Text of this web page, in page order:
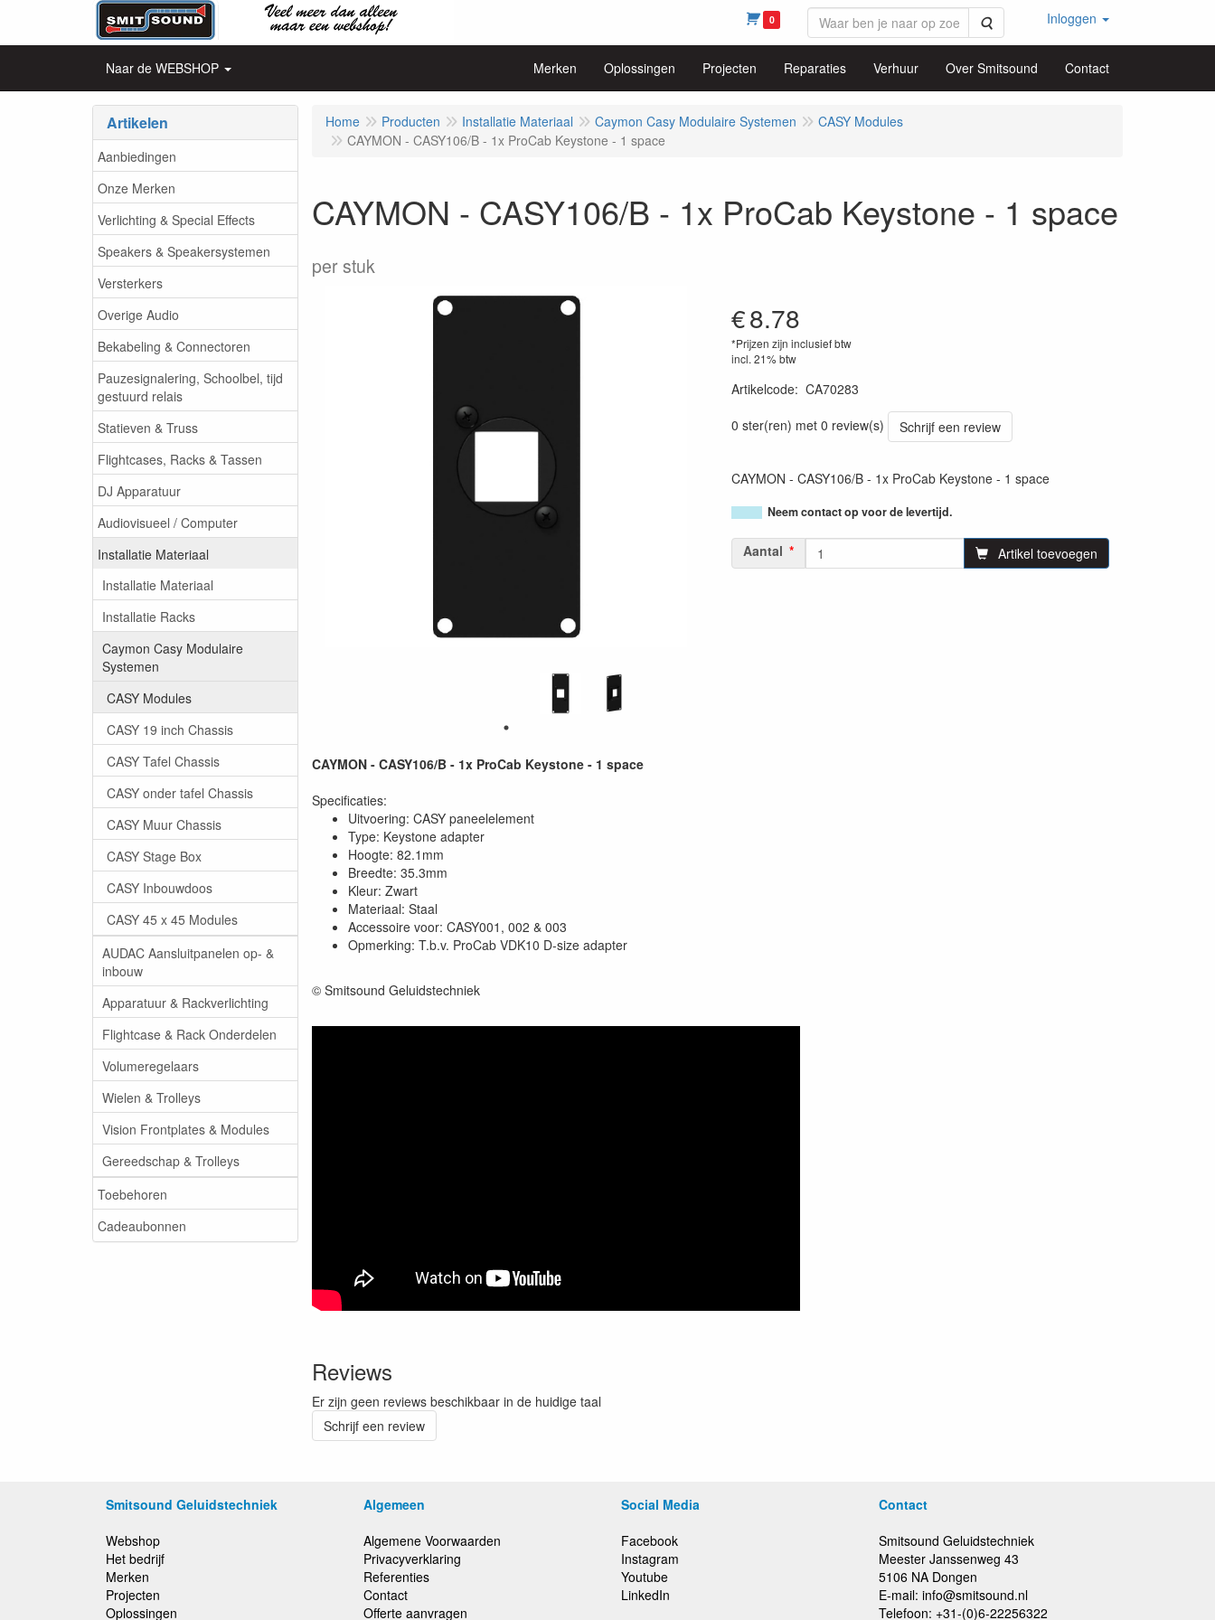
0 Zoeken Inloggen
Naar de WEBSHOP Merken Oplossingen Projecten Reparaties Verhuur Over Smitsound Contact
Artikelen
Aanbiedingen
Onze Merken
Verlichting & Special Effects
Speakers & Speakersystemen
Versterkers
Overige Audio
Bekabeling & Connectoren
Pauzesignalering, Schoolbel, tijd
gestuurd relais
Statieven & Truss
Flightcases, Racks & Tassen
DJ Apparatuur
Audiovisueel / Computer
Installatie Materiaal
Installatie Materiaal
Installatie Racks
Caymon Casy Modulaire
Systemen
CASY Modules
CASY 19 inch Chassis
CASY Tafel Chassis
CASY onder tafel Chassis
CASY Muur Chassis
CASY Stage Box
CASY Inbouwdoos
CASY 45 x 45 Modules
AUDAC Aansluitpanelen op- &
inbouw
Apparatuur & Rackverlichting
Flightcase & Rack Onderdelen
Volumeregelaars
Wielen & Trolleys
Vision Frontplates & Modules
Gereedschap & Trolleys
Toebehoren
Cadeaubonnen
Home Producten Installatie Materiaal Caymon Casy Modulaire Systemen
CASY Modules
CAYMON - CASY106/B - 1x ProCab Keystone - 1 space
CAYMON - CASY106/B - 1x ProCab Keystone - 1 space
per stuk
€8.78
*Prijzen zijn inclusief btw
incl. 21% btw
Artikelcode: CA70283
0 ster(ren) met 0 review(s)
Schrijf een review
CAYMON - CASY106/B - 1x ProCab Keystone - 1 space
Neem contact op voor de levertijd.
Aantal Artikel toevoegen
CAYMON - CASY106/B - 1x ProCab Keystone - 1 space
Specificaties:
Uitvoering: CASY paneelelement
Type: Keystone adapter
Hoogte: 82.1mm
Breedte: 35.3mm
Kleur: Zwart
Materiaal: Staal
Accessoire voor: CASY001, 002 & 003
Opmerking: T.b.v. ProCab VDK10 D-size adapter
© Smitsound Geluidstechniek
Reviews
Er zijn geen reviews beschikbaar in de huidige taal
Schrijf een review
Smitsound Geluidstechniek
Webshop
Het bedrijf
Merken
Projecten
Oplossingen
Algemeen
Algemene Voorwaarden
Privacyverklaring
Referenties
Contact
Offerte aanvragen
Social Media
Facebook
Instagram
Youtube
LinkedIn
Contact
Smitsound Geluidstechniek
Meester Janssenweg 43
5106 NA Dongen
E-mail: info@smitsound.nl
Telefoon: +31-(0)6-22256322